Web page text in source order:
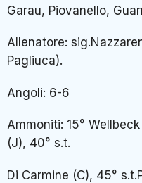
Garau, Piovanello,
Allenatore:
Pagliuca).
Angoli: 6-6
Ammoniti: 15°
(J), 40° s.t.
Di Carmine (C), 45°